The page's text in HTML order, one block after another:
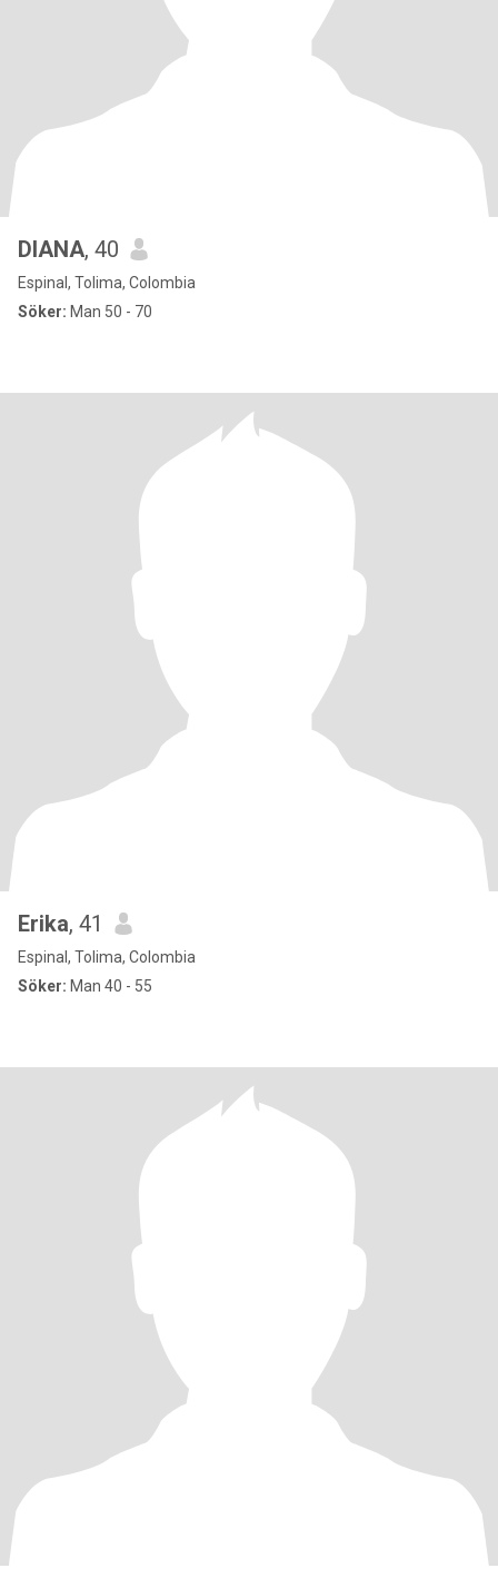
DIANA, 40
Espinal, Tolima, Colombia
Söker: Man 50 - 70
Erika, 41
Espinal, Tolima, Colombia
Söker: Man 40 - 55